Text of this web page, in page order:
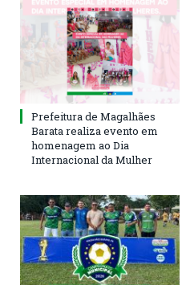
Prefeitura de Magalhães
Barata realiza evento em
homenagem ao Dia
Internacional da Mulher